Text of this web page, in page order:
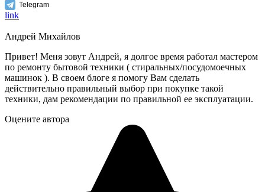
Telegram
link
Андрей Михайлов
Привет! Меня зовут Андрей, я долгое время работал мастером
по ремонту бытовой техники ( стиральных/посудомоечных
машинок ). В своем блоге я помогу Вам сделать
действительно правильный выбор при покупке такой
техники, дам рекомендации по правильной ее эксплуатации.
Оцените автора